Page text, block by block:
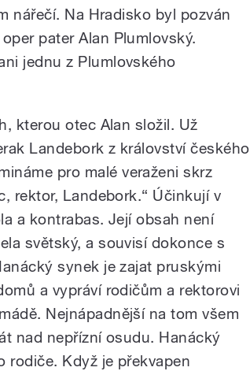
nářečí. Na Hradisko byl pozván
pater Alan Plumlovský.
jednu z Plumlovského
kterou otec Alan složil. Už
Landebork z království českého
pro malé veraženi skrz
rektor, Landebork.“ Účinkují v
a kontrabas. Její obsah není
světský, a souvisí dokonce s
synek je zajat pruskými
a vypráví rodičům a rektorovi
Nejnápadnější na tom všem
nad nepřízní osudu. Hanácký
rodiče. Když je překvapen